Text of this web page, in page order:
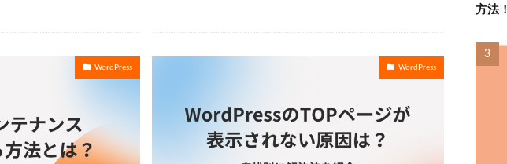
WordPress WordPress
方法！